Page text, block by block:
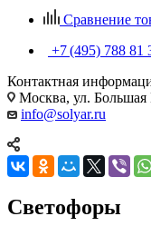
Сравнение
+7 (495) 788 81
Контактная
Москва, ул. Большая
info@solyar.ru
Светофоры